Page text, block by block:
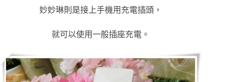
妙妙琳則是接上手機用充電插頭，
就可以使用一般插座充電。